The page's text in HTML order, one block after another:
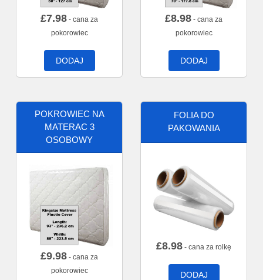
£7.98 - cana za
pokorowiec
DODAJ
£8.98 - cana za
pokorowiec
DODAJ
POKROWIEC NA
MATERAC 3
OSOBOWY
£9.98 - cana za
pokorowiec
FOLIA DO
PAKOWANIA
£8.98 - cana za rolkę
DODAJ